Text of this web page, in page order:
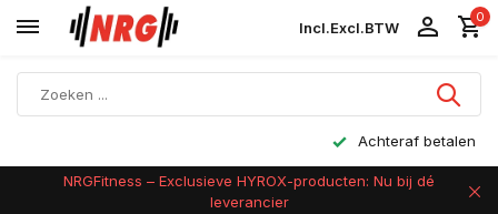
Incl.Excl.BTW
0
NRGFitness – Exclusieve HYROX-producten: Nu bij dé
leverancier